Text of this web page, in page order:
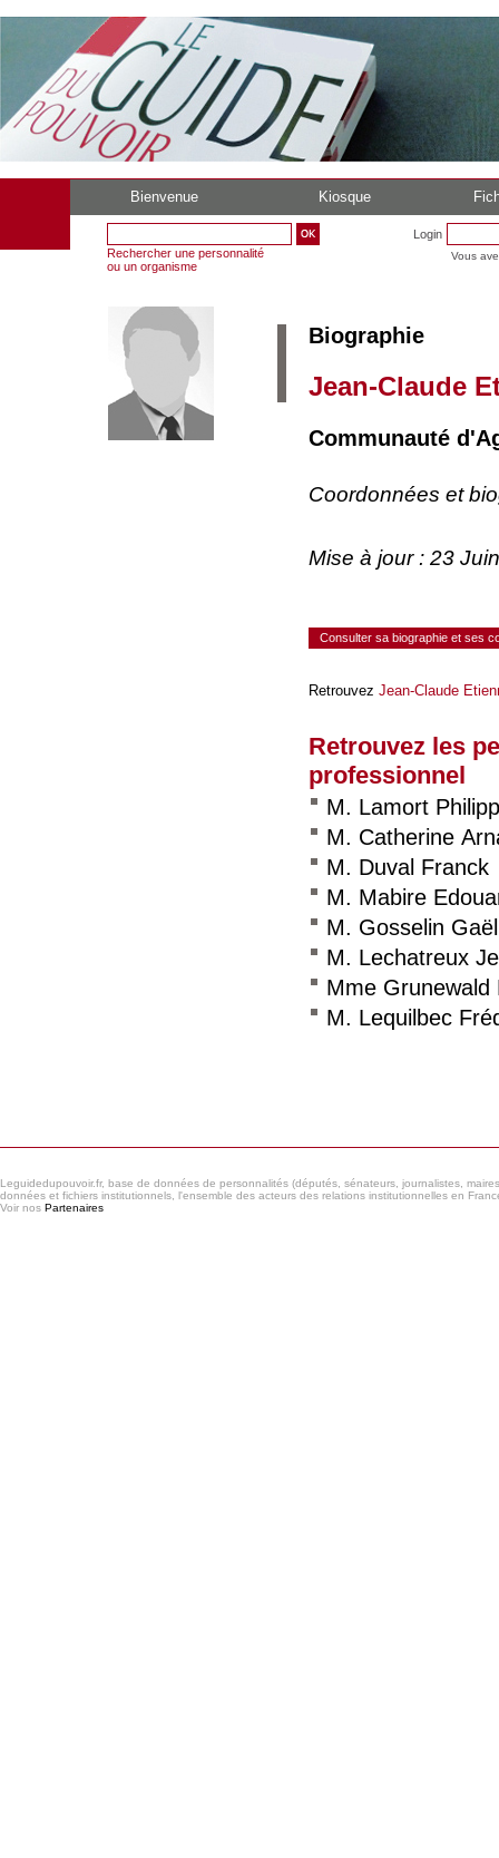
Bienvenue Kiosque
Rechercher une personnalité
ou un organisme
Login
Vous
Biographie
Jean-Claude
Communauté
Coordonnées et
Mise à jour : 23
Consulter sa biographie et ses
Retrouvez Jean-Claude
Retrouvez les
professionnel
M. Lamort
M. Catherine
M. Duval Franck
M. Mabire
M. Gosselin Gaël
M. Lechatreux
Mme Grunewald
M. Lequilbec
Leguidedupouvoir.fr, base de données de personnalités (députés, sénateurs, journalistes,
données et fichiers institutionnels, l'ensemble des acteurs des relations institutionnelles en
Voir nos Partenaires